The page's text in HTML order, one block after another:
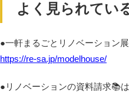
よく見られてい
●一軒まるごとリノベーション
https://re-sa.jp/modelhouse/
●リノベーションの資料請求📚